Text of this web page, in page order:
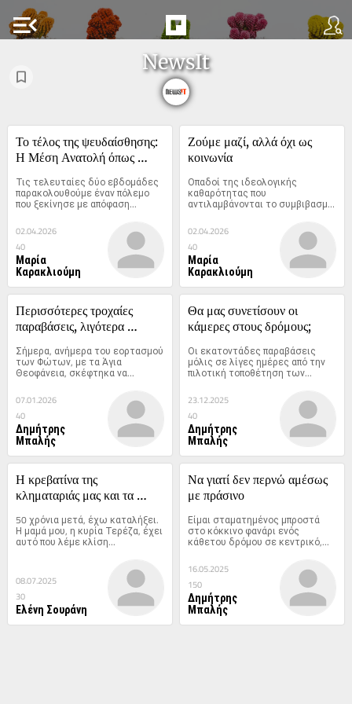
menu_open
NewsIt
Το τέλος της ψευδαίσθησης:
Η Μέση Ανατολή όπως
Τις τελευταίες δύο εβδομάδες
παρακολουθούμε έναν πόλεμο
που ξεκίνησε με απόφαση...
02.04.2026
40
Μαρία
Καρακλιούμη
Ζούμε μαζί, αλλά όχι ως
κοινωνία
Οπαδοί της ιδεολογικής
καθαρότητας που
αντιλαμβάνονται το συμβιβασμό
02.04.2026
40
Μαρία
Καρακλιούμη
Περισσότερες τροχαίες
παραβάσεις, λιγότερα
στον δρόμο
Σήμερα, ανήμερα του εορτασμού
των Φώτων, με τα Άγια
Θεοφάνεια, σκέφτηκα να...
07.01.2026
40
Δημήτρης
Μπαλής
Θα μας συνετίσουν οι
κάμερες στους δρόμους;
Οι εκατοντάδες παραβάσεις
μόλις σε λίγες ημέρες από την
πιλοτική τοποθέτηση των...
23.12.2025
40
Δημήτρης
Μπαλής
Η κρεβατίνα της
κληματαριάς μας και τα
αριθμού
50 χρόνια μετά, έχω καταλήξει.
Η μαμά μου, η κυρία Τερέζα, έχει
αυτό που λέμε κλίση...
08.07.2025
30
Ελένη Σουράνη
Να γιατί δεν περνώ αμέσως
με πράσινο
Είμαι σταματημένος μπροστά
στο κόκκινο φανάρι ενός
κάθετου δρόμου σε κεντρικό,...
16.05.2025
150
Δημήτρης
Μπαλής